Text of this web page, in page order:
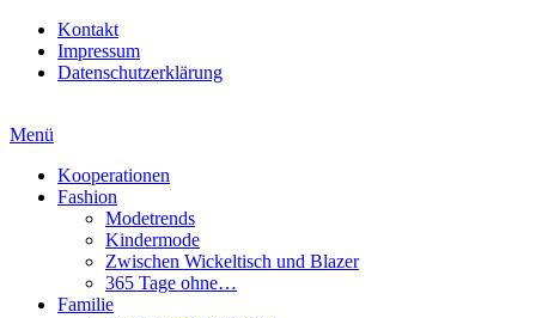
Kontakt
Impressum
Datenschutzerklärung
Menü
Kooperationen
Fashion
Modetrends
Kindermode
Zwischen Wickeltisch und Blazer
365 Tage ohne…
Familie